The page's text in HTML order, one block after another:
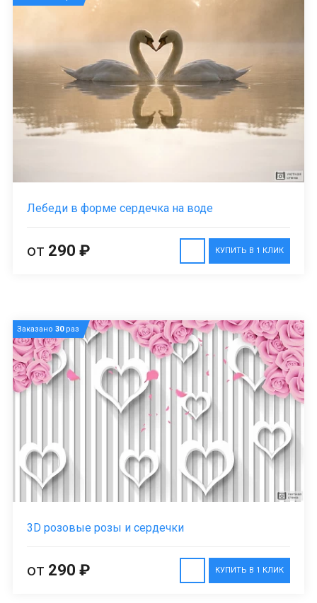
Лебеди в форме сердечка на воде
КУПИТЬ В 1 КЛИК
от 290 ₽
Заказано 30раз
3D розовые розы и сердечки
КУПИТЬ В 1 КЛИК
от 290 ₽